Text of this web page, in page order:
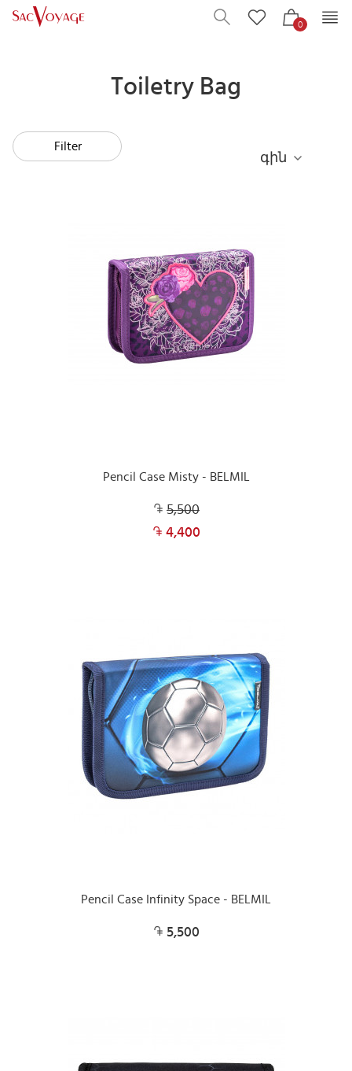
0
Toiletry Bag
Filter
գին
Pencil Case Misty - BELMIL
5,500
4,400
Pencil Case Infinity Space - BELMIL
5,500